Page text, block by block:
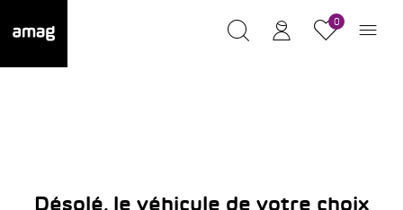
0
Désolé, le véhicule de votre choix